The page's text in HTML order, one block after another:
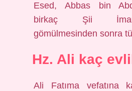
Esed, Abbas bin
birkaç Şii
gömülmesinden sonra
Hz. Ali kaç
Ali Fatıma vefatına